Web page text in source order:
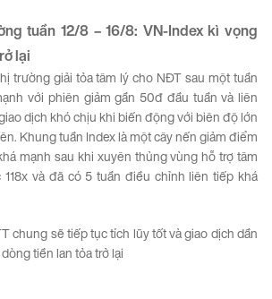
tuần 12/8 –16/8: VN-Index kì vọng
lại
trường giải tỏa tâm lý cho NĐT sau một tuần
với phiên giảm gần 50đ đầu tuần và liên
dịch khó chịu khi biến động với biên độ lớn
Khung tuần Index là một cây nến giảm điểm
mạnh sau khi xuyên thủng vùng hỗ trợ tâm
và đã có 5 tuần điều chỉnh liên tiếp khá
chung sẽ tiếp tục tích lũy tốt và giao dịch dần
tiền lan tỏa trở lại